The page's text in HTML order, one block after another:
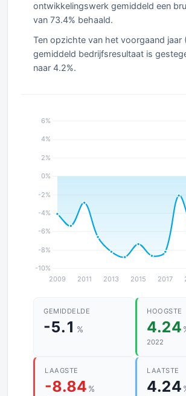
ontwikkelingswerk gemiddeld een
van 73.4% behaald.
Ten opzichte van het voorgaand jaar
gemiddeld bedrijfsresultaat is
naar 4.2%.
GEMIDDELDE
-5.1 %
HOOGSTE
4.24
2022
LAAGSTE
-8.84 %
LAATSTE
4.24